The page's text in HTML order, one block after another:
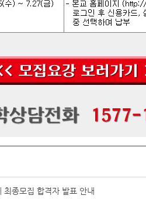
종모집 합격자 발표 안내